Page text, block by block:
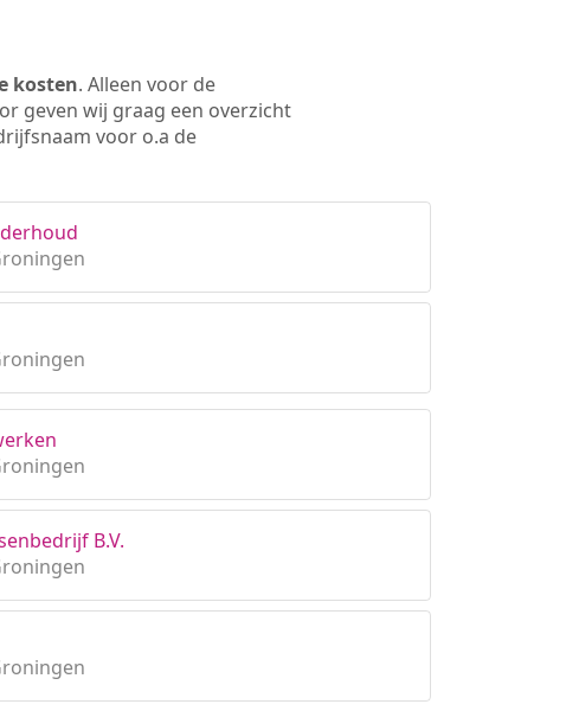
kosten. Alleen voor de
geven wij graag een overzicht
voor o.a de
B.V.